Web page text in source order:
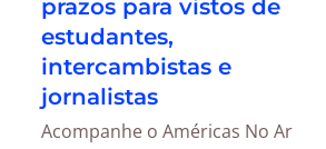
prazos para vistos de
estudantes,
intercambistas e
jornalistas
Acompanhe o Américas No Ar